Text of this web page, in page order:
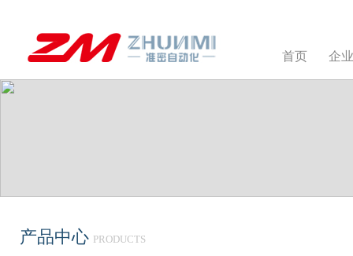
首页 企
产品中心 PRODUCTS